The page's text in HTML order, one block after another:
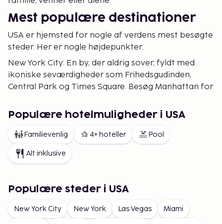
Mest populære destinationer
USA er hjemsted for nogle af verdens mest besøgte
steder. Her er nogle højdepunkter:
New York City: En by, der aldrig sover, fyldt med
ikoniske seværdigheder som Frihedsgudinden,
Central Park og Times Square. Besøg Manhattan for
den moderne arkitektur ved High Line. Udforsk
Brooklyn for en mere afslappet atmosfære med
trendy caféer og kunstneriske kvarterer.
Los Angeles: Drømmen for filmelskere med
Hollywood, Rodeo Drive og solrige strande. Udforsk
ved havet, eller tag til Griffith Observatory for en
Miami: Kendt for sine hvide sandstrande, pulserende
Populære hotelmuligheder i USA
Familievenlig 4+ hoteller Pool
Alt inklusive
Populære steder i USA
New York City New York Las Vegas Miami